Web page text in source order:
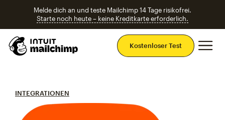
Melde dich an und teste Mailchimp 14 Tage risikofrei.
Starte noch heute – keine Kreditkarte erforderlich.
Kostenloser Test
INTEGRATIONEN